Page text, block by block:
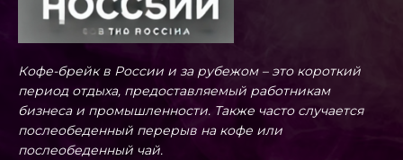
Кофе-брейк в России и за рубежом – это короткий
период отдыха, предоставляемый работникам
бизнеса и промышленности. Также часто случается
послеобеденный перерыв на кофе или
послеобеденный чай.